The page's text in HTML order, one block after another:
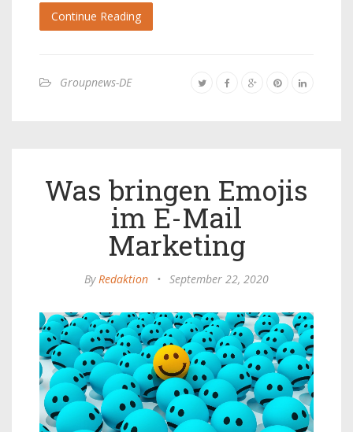
Continue Reading
Groupnews-DE
Was bringen Emojis
im E-Mail
Marketing
ByRedaktion • September 22, 2020